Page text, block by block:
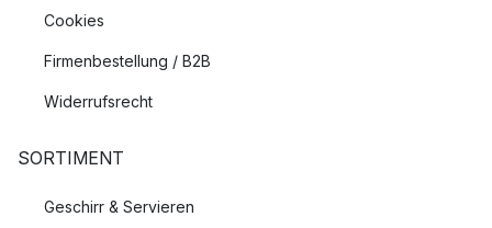
Cookies
Firmenbestellung / B2B
Widerrufsrecht
SORTIMENT
Geschirr & Servieren